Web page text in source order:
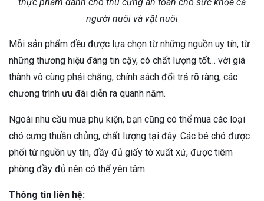
người nuôi và vật nuôi
Mỗi sản phẩm đều được lựa chọn từ những nguồn uy tín, từ
những thương hiệu đáng tin cậy, có chất lượng tốt… với giá
thành vô cùng phải chăng, chính sách đổi trả rõ ràng, các
chương trình ưu đãi diễn ra quanh năm.
Ngoài nhu cầu mua phụ kiện, bạn cũng có thể mua các loại
chó cưng thuần chủng, chất lượng tại đây. Các bé chó được
phối từ nguồn uy tín, đầy đủ giấy tờ xuất xứ, được tiêm
phòng đầy đủ nên có thể yên tâm.
Thông tin liên hệ: